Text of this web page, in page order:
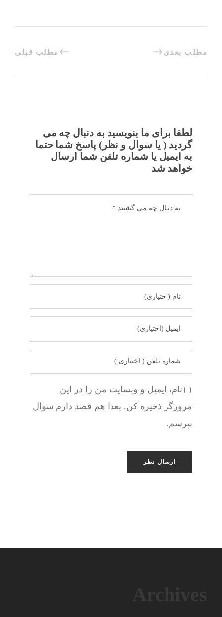
مطلب قبلی مطلب بعدی
لطفا برای ما بنویسید به دنبال چه می
گردید ( یا سوال و نظر) پاسخ شما حتما
به ایمیل یا شماره تلفن شما ارسال
خواهد شد
نام، ایمیل و وبسایت من را در این
مرورگر ذخیره کن. بعدا هم قصد دارم سوال
بپرسم.